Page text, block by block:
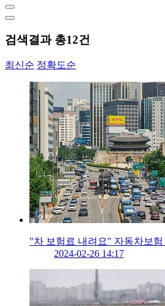
검색결과 총12건
최신순 정확도순
"차 보험료 내려요" 자동차보
2024-02-26 14:17